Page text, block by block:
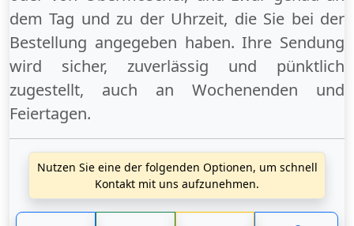
dem Tag und zu der Uhrzeit, die Sie bei der
Bestellung angegeben haben. Ihre Sendung
wird sicher, zuverlässig und pünktlich
zugestellt, auch an Wochenenden und
Feiertagen.
Nutzen Sie eine der folgenden Optionen, um schnell
Kontakt mit uns aufzunehmen.